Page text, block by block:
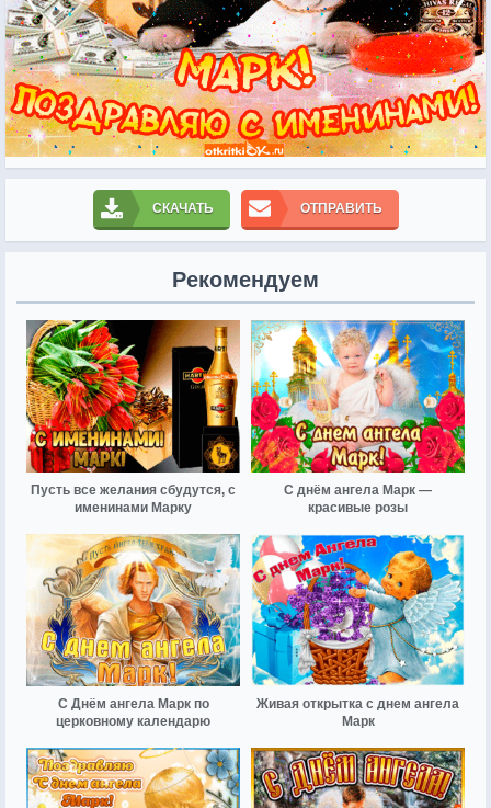
СКАЧАТЬ ОТПРАВИТЬ
Рекомендуем
Пусть все желания сбудутся, с
именинами Марку
С днём ангела Марк —
красивые розы
С Днём ангела Марк по
церковному календарю
Живая открытка с днем ангела
Марк